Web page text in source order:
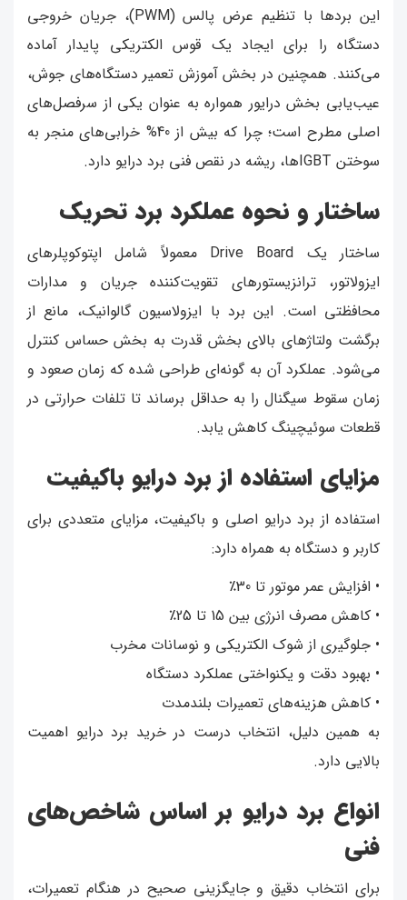
این بردها با تنظیم عرض پالس (PWM)، جریان خروجی
دستگاه را برای ایجاد یک قوس الکتریکی پایدار آماده
می‌کنند. همچنین در بخش آموزش تعمیر دستگاه‌های جوش،
عیب‌یابی بخش درایور همواره به عنوان یکی از سرفصل‌های
اصلی مطرح است؛ چرا که بیش از 40% خرابی‌های منجر به
سوختن IGBTها، ریشه در نقص فنی برد درایو دارد.
ساختار و نحوه عملکرد برد تحریک
ساختار یک Drive Board معمولاً شامل اپتوکوپلرهای
ایزولاتور، ترانزیستورهای تقویت‌کننده جریان و مدارات
محافظتی است. این برد با ایزولاسیون گالوانیک، مانع از
برگشت ولتاژهای بالای بخش قدرت به بخش حساس کنترل
می‌شود. عملکرد آن به گونه‌ای طراحی شده که زمان صعود و
زمان سقوط سیگنال را به حداقل برساند تا تلفات حرارتی در
قطعات سوئیچینگ کاهش یابد.
مزایای استفاده از برد درایو باکیفیت
استفاده از برد درایو اصلی و باکیفیت، مزایای متعددی برای
کاربر و دستگاه به همراه دارد:
• افزایش عمر موتور تا 30٪
• کاهش مصرف انرژی بین 15 تا 25٪
• جلوگیری از شوک الکتریکی و نوسانات مخرب
• بهبود دقت و یکنواختی عملکرد دستگاه
• کاهش هزینه‌های تعمیرات بلندمدت
به همین دلیل، انتخاب درست در خرید برد درایو اهمیت
بالایی دارد.
انواع برد درایو بر اساس شاخص‌های
فنی
برای انتخاب دقیق و جایگزینی صحیح در هنگام تعمیرات،